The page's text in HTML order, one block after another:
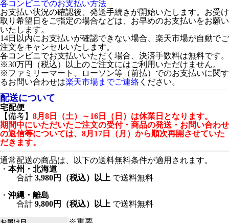
各コンビニでのお支払い方法
お支払い状況の確認後、発送手続きが開始いたします。お受け
取り希望日をご指定の場合などは、お早めのお支払いをお願い
いたします。
14日以内にお支払いが確認できない場合、楽天市場が自動でご
注文をキャンセルいたします。
各コンビニでお支払いいただく場合、決済手数料は無料です。
※30万円（税込）以上のご注文にはご利用いただけません。
※ファミリーマート、ローソン等（前払）でのお支払いに関す
るお問い合わせは楽天市場までご連絡 ください。
配送について
宅配便
【備考】 8月8日（土）～16日（日）は休業日となります。
期間中にいただいたご注文の受付・商品の発送・お問い合わせ
の返信等については、8月17日（月）から順次再開させていた
だきます。
通常配送の商品は、以下の送料無料条件が適用されます。
・ 本州・北海道
合計 3,980円（税込）以上 で送料無料
・ 沖縄・離島
合計 9,800円（税込）以上 で送料無料